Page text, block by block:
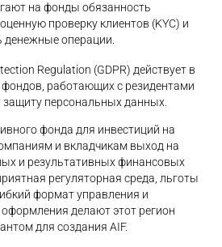
на фонды обязанность
проверку клиентов (KYC) и
денежные операции.
Regulation (GDPR) действует в
работающих с резидентами
защиту персональных данных.
фонда для инвестиций на
и вкладчикам выход на
и результативных финансовых
регуляторная среда, льготы
формат управления и
делают этот регион
для создания AIF.